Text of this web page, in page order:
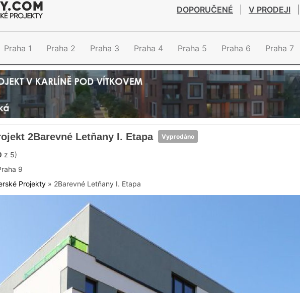
DOPORUČENÉ V PRODEJI
Praha 1 Praha 2 Praha 3 Praha 4 Praha 5 Praha 6 Praha 7
2Barevné Letňany I. Etapa Vyprodáno
z 5)
9
Projekty » 2Barevné Letňany I. Etapa